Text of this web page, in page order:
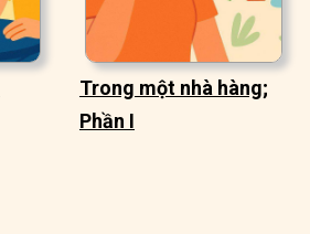
Trong một nhà hàng;
Phần I